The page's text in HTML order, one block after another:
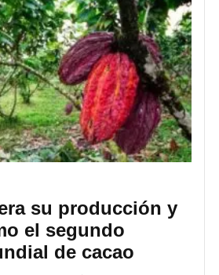
su producción y
el segundo
de cacao